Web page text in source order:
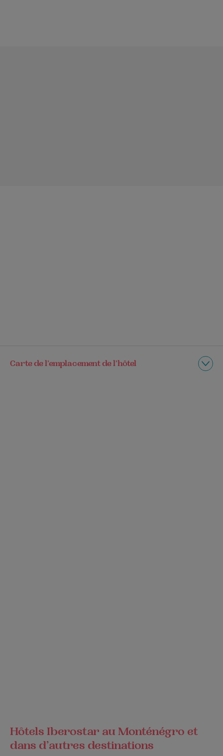
Carte de l’emplacement de l’hôtel
Hôtels Iberostar au Monténégro et
dans d’autres destinations